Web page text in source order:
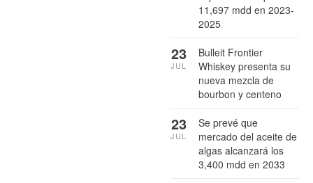
11,697 mdd en 2023-
2025
Bulleit Frontier
Whiskey presenta su
nueva mezcla de
bourbon y centeno
23
JUL
Se prevé que
mercado del aceite de
algas alcanzará los
3,400 mdd en 2033
23
JUL